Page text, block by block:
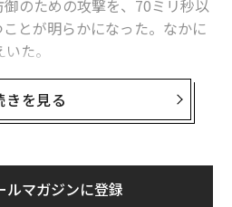
のための攻撃を、70ミリ秒以
とが明らかになった。なかに
た。
反応時間よりもはるかに短
するには、通常200～250ミリ
リヘビの攻撃を意識的に回避
うことだ。
きを見る
ルマガジンに登録